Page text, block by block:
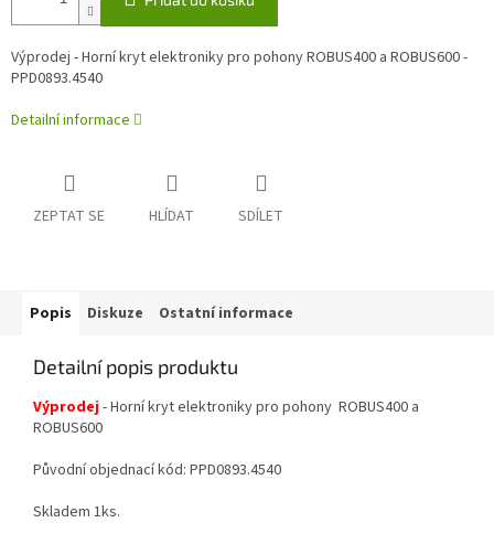
Výprodej - Horní kryt elektroniky pro pohony ROBUS400 a ROBUS600 -
PPD0893.4540
Detailní informace
ZEPTAT SE HLÍDAT SDÍLET
Popis Diskuze Ostatní informace
Detailní popis produktu
Výprodej- Horní kryt elektroniky pro pohony ROBUS400 a
ROBUS600
Původní objednací kód: PPD0893.4540
Skladem 1ks.